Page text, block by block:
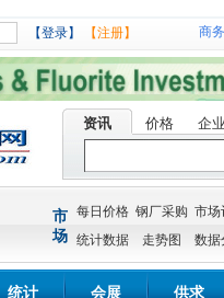
【登录】 【注册】 商
资讯 价格 企
市
场
每日价格 钢厂采购 市场
统计数据
走势图 数据
统计 会展 供求